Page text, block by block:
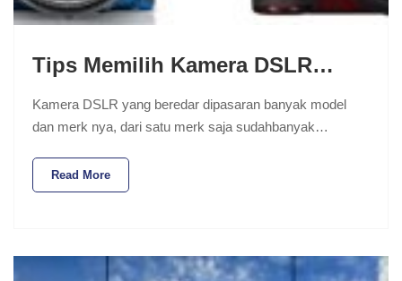
Tips Memilih Kamera DSLR…
Kamera DSLR yang beredar dipasaran banyak model
dan merk nya, dari satu merk saja sudahbanyak…
Read More